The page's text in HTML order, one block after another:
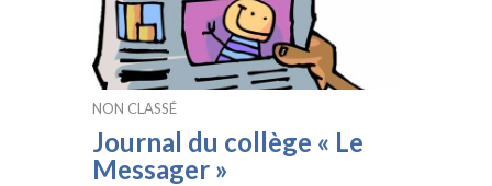
NON CLASSÉ
Journal du collège « Le
Messager »